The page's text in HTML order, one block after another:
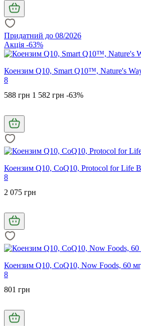
Придатний до 08/2026
Акція -63%
Коензим Q10, Smart Q10™, Nature's
8
588 грн 1 582 грн -63%
Коензим Q10, CoQ10, Protocol for Life
8
2 075 грн
Коензим Q10, CoQ10, Now Foods, 60
8
801 грн